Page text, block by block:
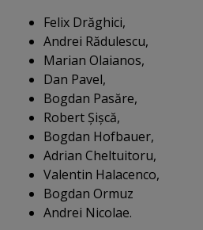
Felix Drăghici,
Andrei Rădulescu,
Marian Olaianos,
Dan Pavel,
Bogdan Pasăre,
Robert Şişcă,
Bogdan Hofbauer,
Adrian Cheltuitoru,
Valentin Halacenco,
Bogdan Ormuz
Andrei Nicolae.